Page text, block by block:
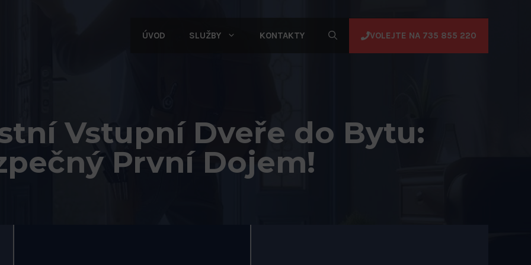
ÚVOD SLUŽBY KONTAKTY VOLEJTE NA 735 855 220
Vstupní Dveře do Bytu:
První Dojem!